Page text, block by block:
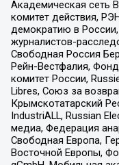
Академическая сеть
комитет действия,
демократию в
журналистов-
Свободная Россия
Рейн-Вестфалия,
комитет России,
Libres, Союз за
Крымскотатарский
IndustriALL, Russian
медиа, Федерация
Свободная Европа,
Восточной Европы,